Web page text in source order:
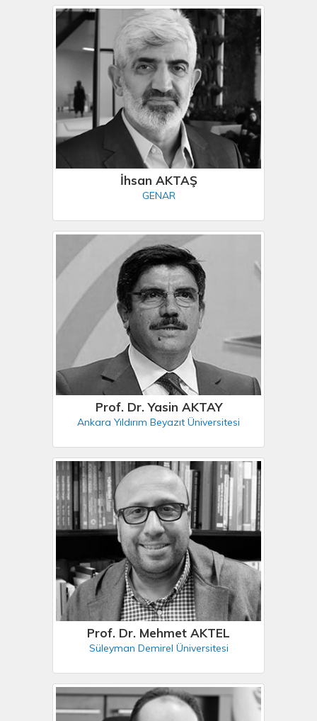
İhsan AKTAŞ
GENAR
Prof. Dr. Yasin AKTAY
Ankara Yıldırım Beyazıt Üniversitesi
Prof. Dr. Mehmet AKTEL
Süleyman Demirel Üniversitesi